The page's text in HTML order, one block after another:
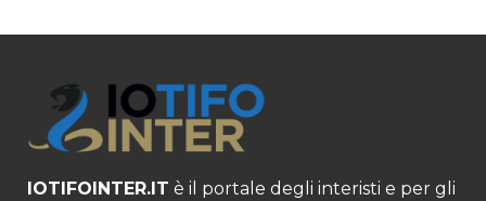
IOTIFOINTER.IT è il portale degli interisti e per gli